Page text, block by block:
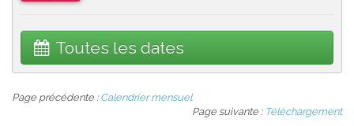
Toutes les dates
Page précédente : Calendrier mensuel
Page suivante : Téléchargement